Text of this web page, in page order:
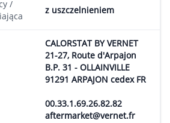
/
z uszczelnieniem
CALORSTAT BY VERNET
21-27, Route d'Arpajon
B.P. 31 - OLLAINVILLE
91291 ARPAJON cedex FR
00.33.1.69.26.82.82
aftermarket@vernet.fr